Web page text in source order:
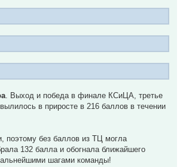
. Выход и победа в финале КСиЦА, третье
в приросте в 216 баллов в течении
поэтому без баллов из ТЦ могла
132 балла и обогнала ближайшего
шагами команды!